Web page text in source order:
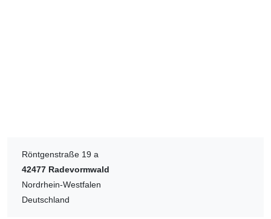
Röntgenstraße 19 a
42477 Radevormwald
Nordrhein-Westfalen
Deutschland